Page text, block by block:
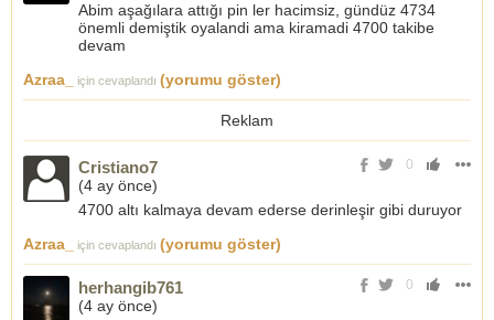
Abim aşağılara attığı pin ler hacimsiz, gündüz 4734
önemli demiştik oyalandi ama kiramadi 4700 takibe
devam
Azraa_
için cevaplandı (yorumu göster)
Reklam
0
Cristiano7
(4 ay önce)
4700 altı kalmaya devam ederse derinleşir gibi duruyor
Azraa_
için cevaplandı (yorumu göster)
0
herhangib761
(4 ay önce)